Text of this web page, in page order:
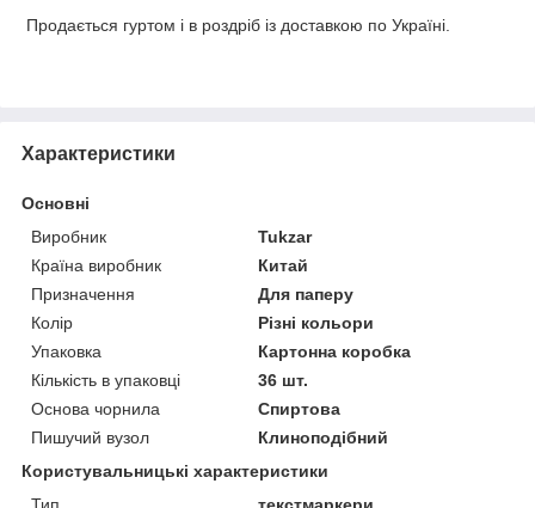
Продається гуртом і в роздріб із доставкою по Україні.
Характеристики
Основні
Виробник
Tukzar
Країна виробник
Китай
Призначення
Для паперу
Колір
Різні кольори
Упаковка
Картонна коробка
Кількість в упаковці
36 шт.
Основа чорнила
Спиртова
Пишучий вузол
Клиноподібний
Користувальницькі характеристики
Тип
текстмаркери